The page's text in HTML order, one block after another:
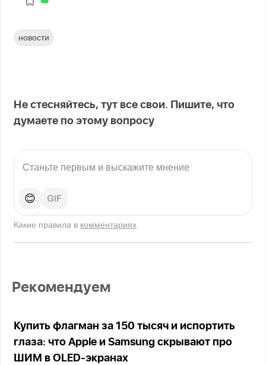
новости
Не стесняйтесь, тут все свои. Пишите, что
думаете по этому вопросу
😊
Какие правила в комментариях
Рекомендуем
Купить флагман за 150 тысяч и испортить
глаза: что Apple и Samsung скрывают про
ШИМ в OLED-экранах